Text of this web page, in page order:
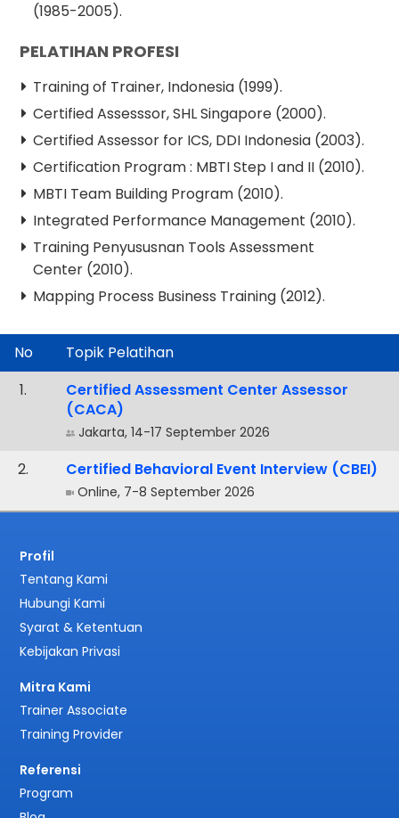
(1985-2005).
PELATIHAN PROFESI
Training of Trainer, Indonesia (1999).
Certified Assesssor, SHL Singapore (2000).
Certified Assessor for ICS, DDI Indonesia (2003).
Certification Program : MBTI Step I and II (2010).
MBTI Team Building Program (2010).
Integrated Performance Management (2010).
Training Penyususnan Tools Assessment
Center (2010).
Mapping Process Business Training (2012).
No
Topik Pelatihan
.
Certified Assessment Center Assessor
(CACA)
Jakarta, 14-17 September 2026
. Certified Behavioral Event Interview (CBEI)
Online, 7-8 September 2026
Profil
Tentang Kami
Hubungi Kami
Syarat & Ketentuan
Kebijakan Privasi
Mitra Kami
Trainer Associate
Training Provider
Referensi
Program